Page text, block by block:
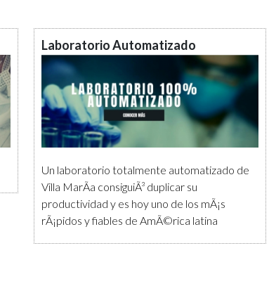
Laboratorio Automatizado
Un laboratorio totalmente automatizado de
Villa MarÃ­a consiguiÃ³ duplicar su
productividad y es hoy uno de los mÃ¡s
rÃ¡pidos y fiables de AmÃ©rica latina